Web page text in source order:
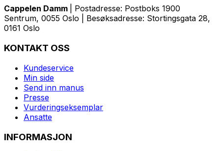
Cappelen Damm
| Postadresse: Postboks 1900
Sentrum, 0055 Oslo | Besøksadresse: Stortingsgata 28,
0161 Oslo
KONTAKT OSS
Kundeservice
Min side
Send inn manus
Presse
Vurderingseksemplar
Ansatte
INFORMASJON